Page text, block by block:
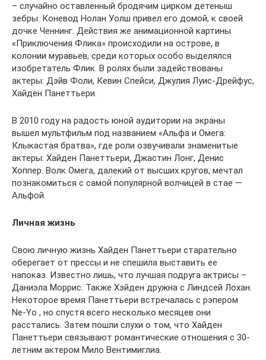
– случайно оставленный бродячим цирком детеныш
зебры. Коневод Нолан Уолш привел его домой, к своей
дочке Ченнинг. Действия же анимационной картины
«Приключения Флика» происходили на острове, в
колонии муравьев, среди которых особо выделялся
изобретатель Флик. В ролях были задействованы
актеры: Дэйв Фоли, Кевин Спейси, Джулия Луис-Дрейфус,
Хайден Панеттьери.
В 2010 году на радость юной аудитории на экраны
вышел мультфильм под названием «Альфа и Омега:
Клыкастая братва», где роли озвучивали знаменитые
актеры: Хайден Панеттьери, Джастин Лонг, Денис
Хоппер. Волк Омега, далекий от высших кругов, мечтал
познакомиться с самой популярной волчицей в стае —
Альфой.
Личная жизнь
Свою личную жизнь Хайден Панеттьери старательно
оберегает от прессы и не спешила выставить ее
напоказ. Известно лишь, что лучшая подруга актрисы –
Даниэла Моррис. Также Хэйден дружна с Линдсей Лохан.
Некоторое время Панеттьери встречалась с рэпером
Ne-Yo , но спустя всего несколько месяцев они
расстались. Затем пошли слухи о том, что Хайден
Панеттьери связывают романтические отношения с 30-
летним актером Мило Вентимиглиа.